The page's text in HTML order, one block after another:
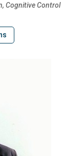
Cognitive Control